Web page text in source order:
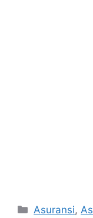
Categories
Asuransi,